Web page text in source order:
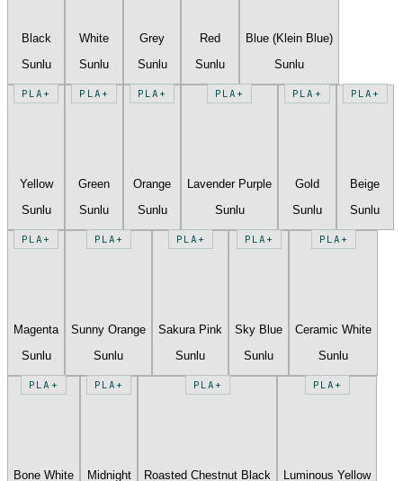
Black
Sunlu
White
Sunlu
Grey
Sunlu
Red
Sunlu
Blue (Klein Blue)
Sunlu
PLA+
Yellow
Sunlu
PLA+
Green
Sunlu
PLA+
Orange
Sunlu
PLA+
Lavender Purple
Sunlu
PLA+
Gold
Sunlu
PLA+
Beige
Sunlu
PLA+
Magenta
Sunlu
PLA+
Sunny Orange
Sunlu
PLA+
Sakura Pink
Sunlu
PLA+
Sky Blue
Sunlu
PLA+
Ceramic White
Sunlu
PLA+
Bone White
PLA+
Midnight
PLA+
Roasted Chestnut Black
PLA+
Luminous Yellow